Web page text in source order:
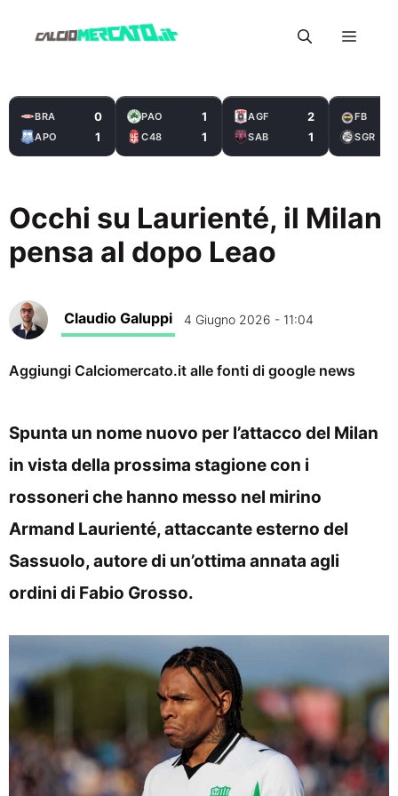
Menu
BRA 0
APO 1
PAO 1
C48 1
AGF 2
SAB 1
FB
SGR
Occhi su Laurienté, il Milan
pensa al dopo Leao
Claudio Galuppi 4 Giugno 2026 - 11:04
Aggiungi Calciomercato.it alle fonti di google news
Spunta un nome nuovo per l’attacco del Milan
in vista della prossima stagione con i
rossoneri che hanno messo nel mirino
Armand Laurienté, attaccante esterno del
Sassuolo, autore di un’ottima annata agli
ordini di Fabio Grosso.